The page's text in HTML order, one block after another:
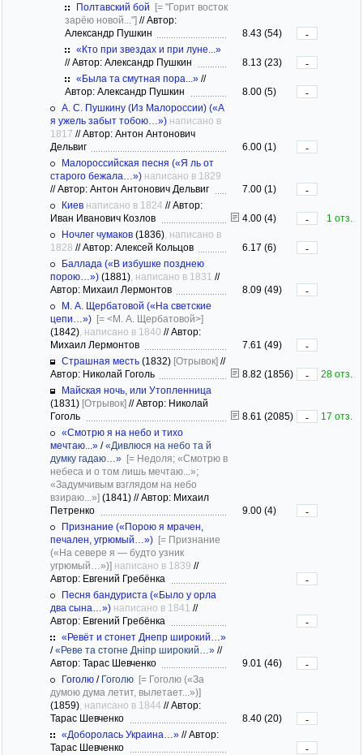
Полтавский бой [= "Горит восток
зарёю новой..."] //Автор:
Александр Пушкин
8.43 (54)
-
«Кто при звездах и при луне...»
//Автор: Александр Пушкин 8.13 (23)
-
«Была та смутная пора...» //
Автор: Александр Пушкин
8.00 (5)
-
А. С. Пушкину (Из Малороссии) («А
я ужель забыт тобою…») написано в
1817 //Автор: Антон Антонович
Дельвиг
6.00 (1)
-
Малороссийская песня («Я ль от
старого бежала…») написано в 1829
//Автор: Антон Антонович Дельвиг 7.00 (1)
-
Киев написано в 1824 //Автор:
Иван Иванович Козлов
4.00 (4) -
1 отз.
Ночлег чумаков (1836) , написано в
1828 //Автор: Алексей Кольцов 6.17 (6)
-
Баллада («В избушке позднею
порою…») (1881) , написано в 1831 //
Автор: Михаил Лермонтов
8.09 (49)
-
М. А. Щербатовой («На светские
цепи…») [= <М. А. Щербатовой>]
(1842) , написано в 1840 //Автор:
Михаил Лермонтов
7.61 (49)
-
Страшная месть (1832) [Отрывок] //
Автор: Николай Гоголь
8.82 (1856) -
28 отз.
Майская ночь, или Утопленница
(1831) [Отрывок] //Автор: Николай
Гоголь
8.61 (2085) -
17 отз.
«Смотрю я на небо и тихо
мечтаю...» /«Дивлюся на небо та й
думку гадаю…» [= Недоля; «Смотрю в
небеса и о том лишь мечтаю...»;
«Задумчивым взглядом на небо
взираю...»] (1841) //Автор: Михаил
Петренко
9.00 (4)
-
Признание («Порою я мрачен,
печален, угрюмый…») [= Признание
(«На севере я — будто узник
угрюмый…»)] написано в 1839 //
Автор: Евгений Гребёнка
-
Песня бандуриста («Было у орла
два сына…») написано в 1841 //
Автор: Евгений Гребёнка
-
«Ревёт и стонет Днепр широкий…»
/«Реве та стогне Дніпр широкий…» //
Автор: Тарас Шевченко
9.01 (46)
-
Гоголю / Гоголю [= Гоголю («За
думою дума летит, вылетает...»)]
(1859) , написано в 1844 //Автор:
Тарас Шевченко
8.40 (20)
-
«Доборолась Украина…» //Автор:
Тарас Шевченко
-